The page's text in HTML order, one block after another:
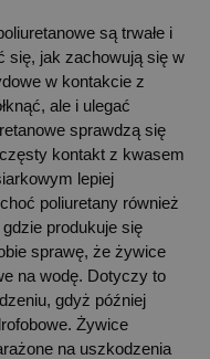
są trwałe i
się, jak zachowują się w
w kontakcie z
ale i ulegać
sprawdzą się
kontakt z kwasem
lepiej
poliuretany również
produkuje się
sprawę, że żywice
na wodę. Dotyczy to
gdyż później
Żywice
na uszkodzenia